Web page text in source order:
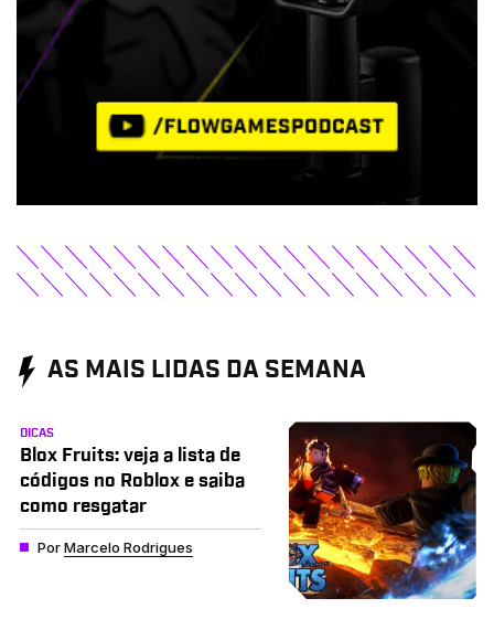
AS MAIS LIDAS DA SEMANA
DICAS
Blox Fruits: veja a lista de
códigos no Roblox e saiba
como resgatar
PorMarcelo Rodrigues